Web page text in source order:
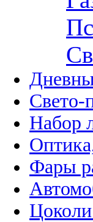
Свето-
Набор
Фары